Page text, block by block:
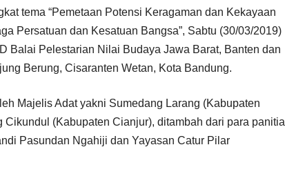
tema “Pemetaan Potensi Keragaman dan Kekayaan
Persatuan dan Kesatuan Bangsa”, Sabtu (30/03/2019)
Balai Pelestarian Nilai Budaya Jawa Barat, Banten dan
Berung, Cisaranten Wetan, Kota Bandung.
Majelis Adat yakni Sumedang Larang (Kabupaten
Cikundul (Kabupaten Cianjur), ditambah dari para panitia
Pasundan Ngahiji dan Yayasan Catur Pilar